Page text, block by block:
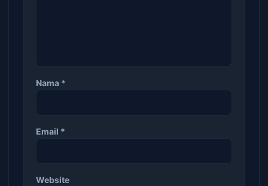
Nama *
Email *
Website